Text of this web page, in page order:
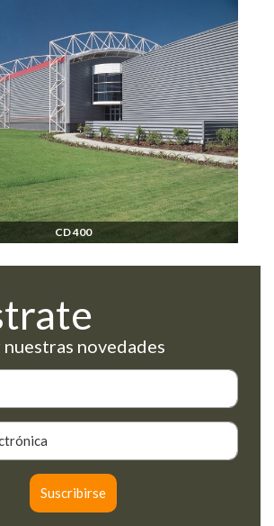
CD 400
novedades